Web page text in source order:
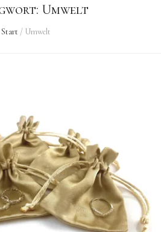
Umwelt
Start / Umwelt